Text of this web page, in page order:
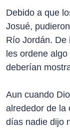
Debido a que
Josué,
Río Jordán. De
les ordene
deberían
Aun cuando
alrededor de la
días nadie dijo